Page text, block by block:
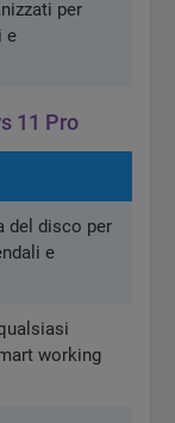
per
e
11 Pro
del disco per
e
working